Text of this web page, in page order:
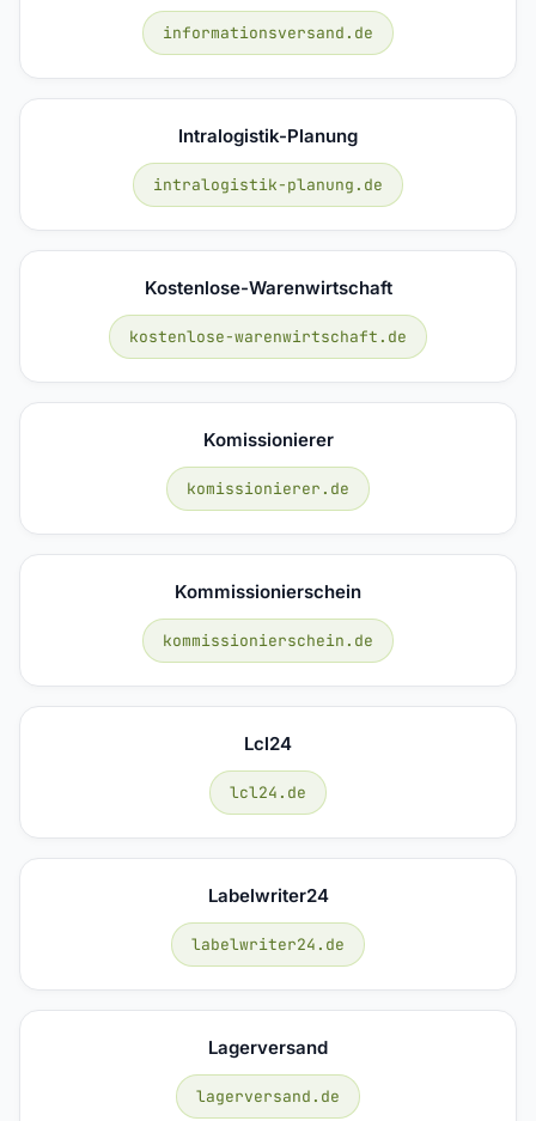
informationsversand.de
Intralogistik-Planung
intralogistik-planung.de
Kostenlose-Warenwirtschaft
kostenlose-warenwirtschaft.de
Komissionierer
komissionierer.de
Kommissionierschein
kommissionierschein.de
Lcl24
lcl24.de
Labelwriter24
labelwriter24.de
Lagerversand
lagerversand.de